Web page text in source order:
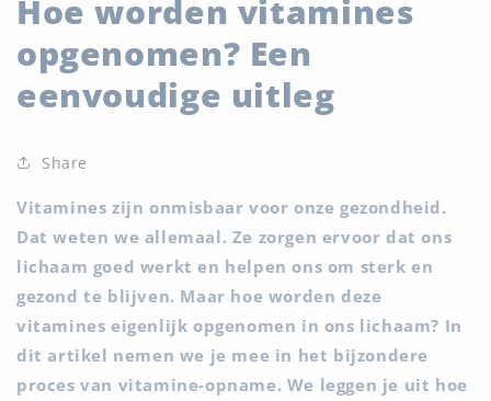
Hoe worden vitamines
opgenomen? Een
eenvoudige uitleg
Share
Vitamines zijn onmisbaar voor onze gezondheid.
Dat weten we allemaal. Ze zorgen ervoor dat ons
lichaam goed werkt en helpen ons om sterk en
gezond te blijven. Maar hoe worden deze
vitamines eigenlijk opgenomen in ons lichaam? In
dit artikel nemen we je mee in het bijzondere
proces van vitamine-opname. We leggen je uit hoe